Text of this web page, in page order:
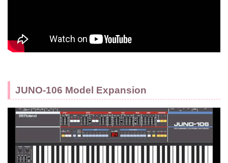
JUNO-106 Model Expansion